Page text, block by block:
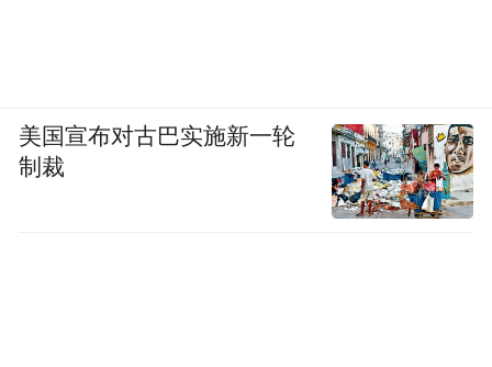
美国宣布对古巴实施新一轮
制裁